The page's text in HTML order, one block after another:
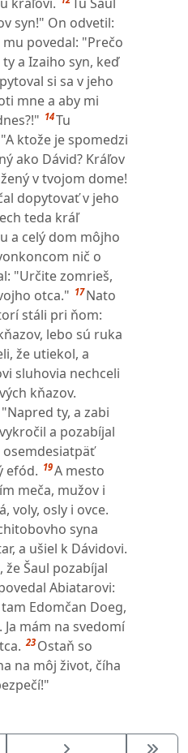
syn!" On odvetil:
mu povedal: "Prečo
a Izaiho syn, keď
si sa v jeho
mne a aby mi
14Tu
ktože je spomedzi
ako Dávid? Kráľov
v tvojom dome!
dopytovať v jeho
teda kráľ
a celý dom môjho
nič o
"Určite zomrieš,
otca." 17 Nato
stáli pri ňom:
lebo sú ruka
že utiekol, a
sluhovia nechceli
kňazov.
ty, a zabi
a pozabíjal
osemdesiatpäť
efód. 19A mesto
meča, mužov i
voly, osly i ovce.
syna
a ušiel k Dávidovi.
Šaul pozabíjal
Abiatarovi:
Edomčan Doeg,
mám na svedomí
23 Ostaň so
na môj život, číha